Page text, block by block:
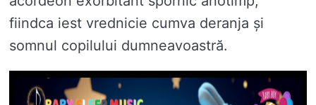
fiindca iest vrednicie cumva deranja și
somnul copilului dumneavoastră.